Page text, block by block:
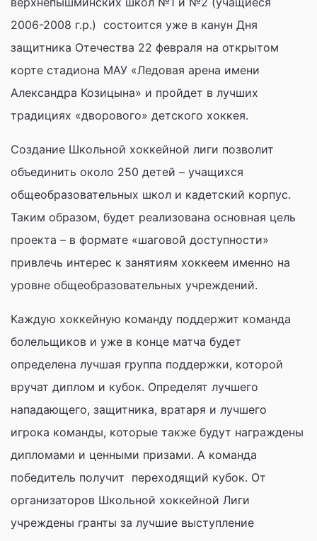
2006-2008 г.р.) состоится уже в канун Дня
защитника Отечества 22 февраля на открытом
корте стадиона МАУ «Ледовая арена имени
Александра Козицына» и пройдет в лучших
традициях «дворового» детского хоккея.
Создание Школьной хоккейной лиги позволит
объединить около 250 детей – учащихся
общеобразовательных школ и кадетский корпус.
Таким образом, будет реализована основная цель
проекта – в формате «шаговой доступности»
привлечь интерес к занятиям хоккеем именно на
уровне общеобразовательных учреждений.
Каждую хоккейную команду поддержит команда
болельщиков и уже в конце матча будет
определена лучшая группа поддержки, которой
вручат диплом и кубок. Определят лучшего
нападающего, защитника, вратаря и лучшего
игрока команды, которые также будут награждены
дипломами и ценными призами. А команда
победитель получит переходящий кубок. От
организаторов Школьной хоккейной Лиги
учреждены гранты за лучшие выступление